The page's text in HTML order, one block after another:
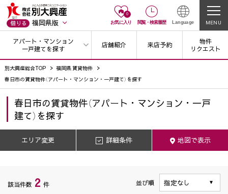
借りる 福岡県版
0
お気に入り 閲覧・ 検索履歴 Language MENU
アパート・マンション
一戸建てを探す
店舗紹介 来店予約
物件
リクエスト
別大興産総合TOP
福岡県 賃貸物件
春日市の賃貸物件（アパート・マンション・一戸建て）を探す
エリア変更 詳細条件 地図で表示
春日市の賃貸物件（アパート・マンション・一戸
建て）を探す
該当件数 2 件 並び順